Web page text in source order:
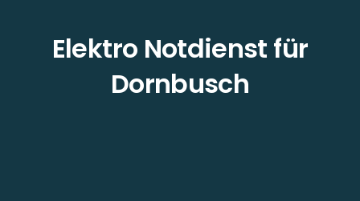
Elektro Notdienst für
Dornbusch